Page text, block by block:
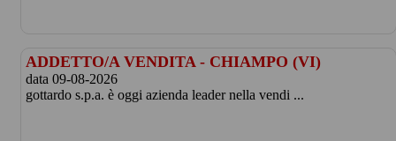
ADDETTO/A VENDITA - CHIAMPO (VI)
data 09-08-2026
gottardo s.p.a. è oggi azienda leader nella vendi ...